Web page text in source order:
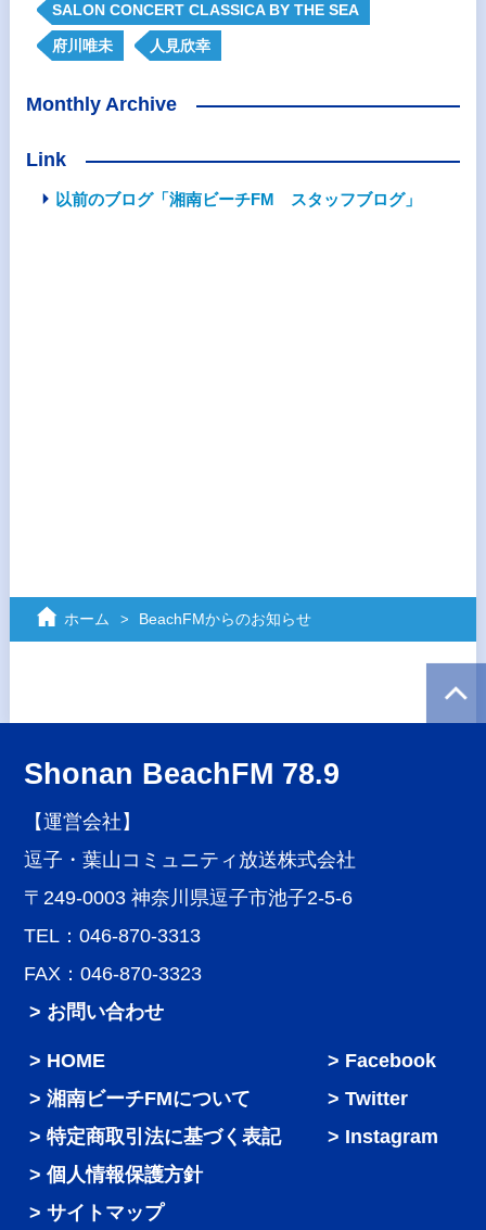
SALON CONCERT CLASSICA BY THE SEA
府川唯未 人見欣幸
Monthly Archive
Link
以前のブログ「湘南ビーチFM スタッフブログ」
ホーム BeachFMからのお知らせ
Shonan BeachFM 78.9
【運営会社】
逗子・葉山コミュニティ放送株式会社
〒249-0003 神奈川県逗子市池子2-5-6
TEL：046-870-3313
FAX：046-870-3323
> お問い合わせ
HOME
湘南ビーチFMについて
特定商取引法に基づく表記
個人情報保護方針
サイトマップ
Facebook
Twitter
Instagram